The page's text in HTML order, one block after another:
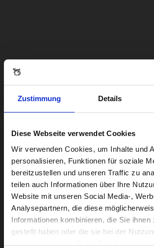
Zustimmung Details
Diese Webseite verwendet Cookies
Wir verwenden Cookies, um Inhalte und
personalisieren, Funktionen für soziale
bereitzustellen und unseren Traffic zu
teilen auch Informationen über Ihre
Website mit unseren Social Media-,
Analysepartnern, die diese
Informationen kombinieren, die Sie ihnen
gestellt haben oder die sie bei der
gesammelt haben. Zeige Details
Visiting from the United
For a better experience, please
US website
No, stay here